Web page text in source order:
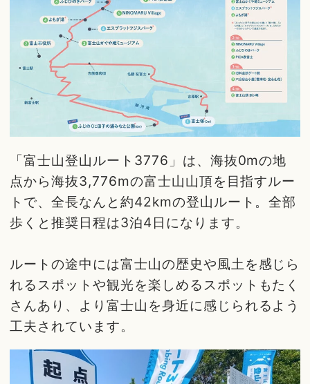
「富士山登山ルート3776」は、海抜0mの地
点から海抜3,776mの富士山山頂を目指すルー
トで、全長なんと約42kmの登山ルート。全部
歩くと推奨日程は3泊4日になります。
ルートの途中には富士山の歴史や風土を感じら
れるスポットや観光を楽しめるスポットもたく
さんあり、より富士山を身近に感じられるよう
工夫されています。